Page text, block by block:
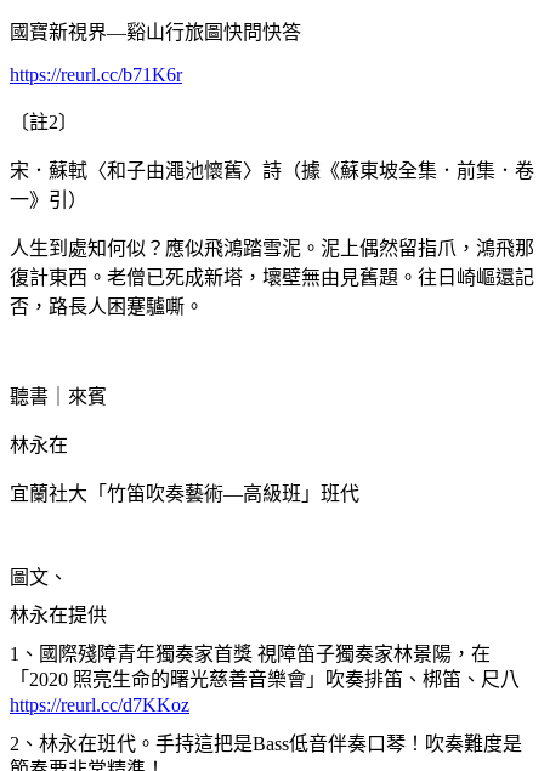
國寶新視界—谿山行旅圖快問快答
https://reurl.cc/b71K6r
〔註2〕
宋．蘇軾〈和子由澠池懷舊〉詩（據《蘇東坡全集．前集．卷
一》引）
人生到處知何似？應似飛鴻踏雪泥。泥上偶然留指爪，鴻飛那
復計東西。老僧已死成新塔，壞壁無由見舊題。往日崎嶇還記
否，路長人困蹇驢嘶。
聽書｜來賓
林永在
宜蘭社大「竹笛吹奏藝術—高級班 」 班代
圖文、
林永在提供
1 、 國際殘障青年獨奏家首獎 視障笛子獨奏家林景陽，在
「2020 照亮生命的曙光慈善音樂會」吹奏排笛、梆笛、尺八
https://reurl.cc/d7KKoz
2 、 林永在班代。手持這把是Bass低音伴奏口琴！吹奏難度是